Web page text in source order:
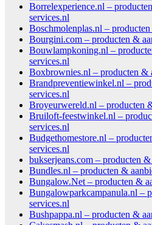
Borrelexperience.nl –
services.nl
Boschmolenplas.nl –
Bourgini.com – producten &
Bouwlampkoning.nl –
services.nl
Boxbrownies.nl – producten &
Brandpreventiewinkel.nl –
services.nl
Broyeurwereld.nl – producten
Bruiloft-feestwinkel.nl –
services.nl
Budgethomestore.nl –
services.nl
bukserjeans.com – producten
Bundles.nl – producten &
Bungalow.Net – producten &
Bungalowparkcampanula.nl –
services.nl
Bushpappa.nl – producten &